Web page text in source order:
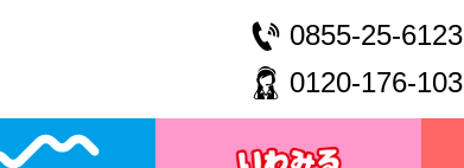
0855-25-6123
0120-176-103